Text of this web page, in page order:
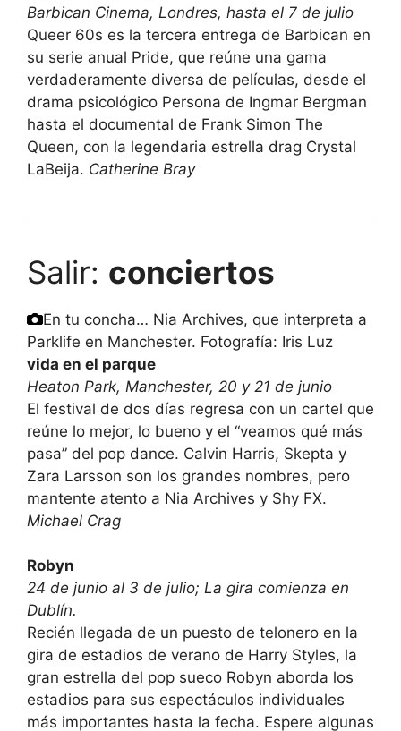
Barbican Cinema, Londres, hasta el 7 de julio
Queer 60s es la tercera entrega de Barbican en
su serie anual Pride, que reúne una gama
verdaderamente diversa de películas, desde el
drama psicológico Persona de Ingmar Bergman
hasta el documental de Frank Simon The
Queen, con la legendaria estrella drag Crystal
LaBeija. Catherine Bray
Salir: conciertos
En tu concha… Nia Archives, que interpreta a
Parklife en Manchester. Fotografía: Iris Luz
vida en el parque
Heaton Park, Manchester, 20 y 21 de junio
El festival de dos días regresa con un cartel que
reúne lo mejor, lo bueno y el “veamos qué más
pasa” del pop dance. Calvin Harris, Skepta y
Zara Larsson son los grandes nombres, pero
mantente atento a Nia Archives y Shy FX.
Michael Crag
Robyn
24 de junio al 3 de julio; La gira comienza en
Dublín.
Recién llegada de un puesto de telonero en la
gira de estadios de verano de Harry Styles, la
gran estrella del pop sueco Robyn aborda los
estadios para sus espectáculos individuales
más importantes hasta la fecha. Espere algunas